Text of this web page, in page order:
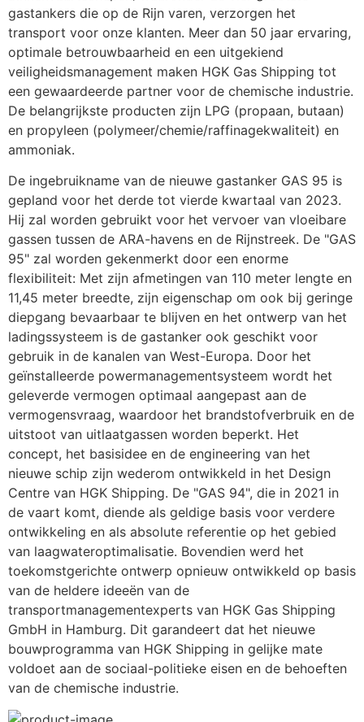
gastankers die op de Rijn varen, verzorgen het
transport voor onze klanten. Meer dan 50 jaar ervaring,
optimale betrouwbaarheid en een uitgekiend
veiligheidsmanagement maken HGK Gas Shipping tot
een gewaardeerde partner voor de chemische industrie.
De belangrijkste producten zijn LPG (propaan, butaan)
en propyleen (polymeer/chemie/raffinagekwaliteit) en
ammoniak.
De ingebruikname van de nieuwe gastanker GAS 95 is
gepland voor het derde tot vierde kwartaal van 2023.
Hij zal worden gebruikt voor het vervoer van vloeibare
gassen tussen de ARA-havens en de Rijnstreek. De "GAS
95" zal worden gekenmerkt door een enorme
flexibiliteit: Met zijn afmetingen van 110 meter lengte en
11,45 meter breedte, zijn eigenschap om ook bij geringe
diepgang bevaarbaar te blijven en het ontwerp van het
ladingssysteem is de gastanker ook geschikt voor
gebruik in de kanalen van West-Europa. Door het
geïnstalleerde powermanagementsysteem wordt het
geleverde vermogen optimaal aangepast aan de
vermogensvraag, waardoor het brandstofverbruik en de
uitstoot van uitlaatgassen worden beperkt. Het
concept, het basisidee en de engineering van het
nieuwe schip zijn wederom ontwikkeld in het Design
Centre van HGK Shipping. De "GAS 94", die in 2021 in
de vaart komt, diende als geldige basis voor verdere
ontwikkeling en als absolute referentie op het gebied
van laagwateroptimalisatie. Bovendien werd het
toekomstgerichte ontwerp opnieuw ontwikkeld op basis
van de heldere ideeën van de
transportmanagementexperts van HGK Gas Shipping
GmbH in Hamburg. Dit garandeert dat het nieuwe
bouwprogramma van HGK Shipping in gelijke mate
voldoet aan de sociaal-politieke eisen en de behoeften
van de chemische industrie.